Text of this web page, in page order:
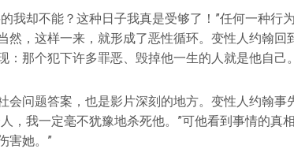
我却不能？这种日子我真是受够了！”任何一种行
然，这样一来，就形成了恶性循环。变性人约翰回
：那个犯下许多罪恶、毁掉他一生的人就是他自己。
会问题答案，也是影片深刻的地方。变性人约翰事
，我一定毫不犹豫地杀死他。”可他看到事情的真
害她。”